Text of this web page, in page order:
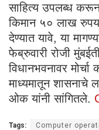
साहित्य उपलब्ध
किमान ५० लाख
देण्यात यावे, या
फेब्रुवारी रोजी
विधानभवनावर
माध्यमातून शासनाचे
ओक यांनी सांगितले.
Tags: Computer